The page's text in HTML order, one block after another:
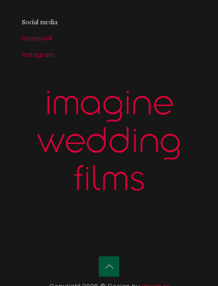
Social media
facebook
instagram